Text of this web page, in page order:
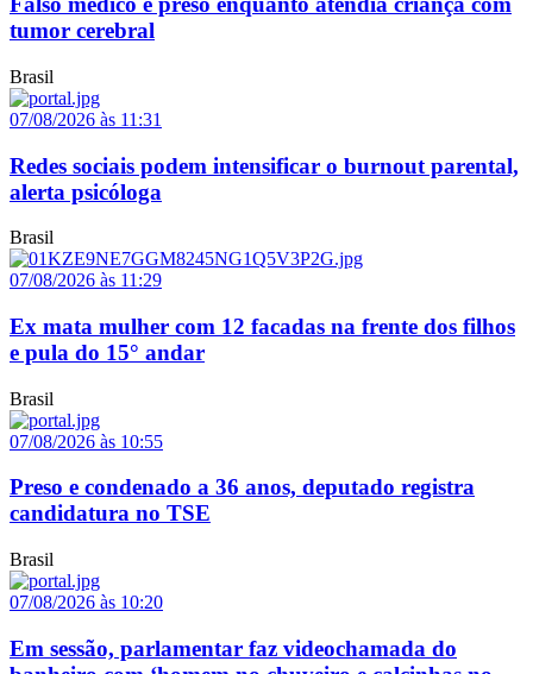
tumor cerebral
Brasil
07/08/2026 às 11:31
Redes sociais podem intensificar o burnout parental,
alerta psicóloga
Brasil
07/08/2026 às 11:29
Ex mata mulher com 12 facadas na frente dos filhos
e pula do 15° andar
Brasil
07/08/2026 às 10:55
Preso e condenado a 36 anos, deputado registra
candidatura no TSE
Brasil
07/08/2026 às 10:20
Em sessão, parlamentar faz videochamada do